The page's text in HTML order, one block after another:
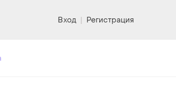
Вход | Регистрация